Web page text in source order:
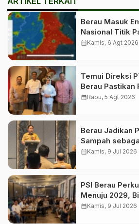
Berau Masuk
Nasional Titik
Tinggi, Warga
calendar_monthKamis, 6 Agt 2026
Temui Direksi
Berau Pastikan
untuk Birang
calendar_monthRabu, 5 Agt 2026
Berau Jadikan
Sampah
Tekan Angka
calendar_monthKamis, 9 Jul 2026
PSI Berau
Menuju 2029,
Anggota dan
calendar_monthKamis, 9 Jul 2026